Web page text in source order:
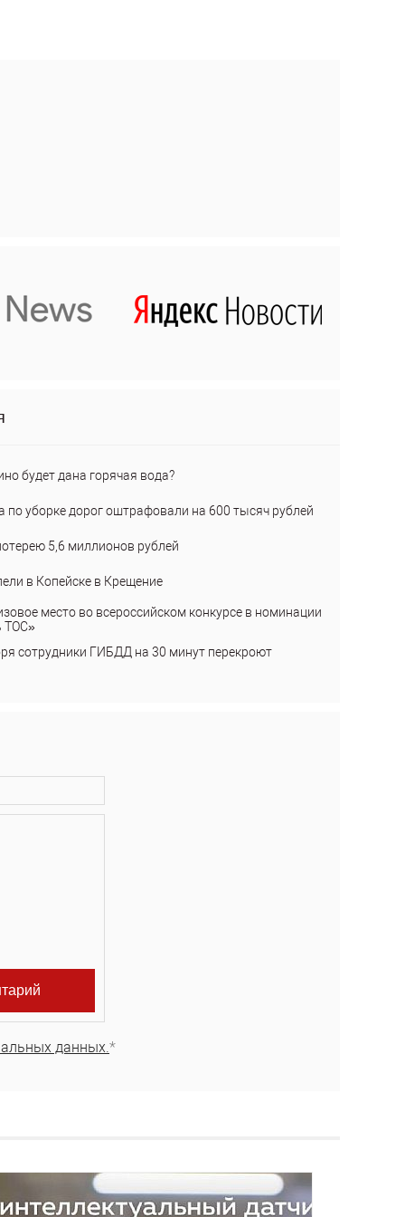
будет дана горячая вода?
по уборке дорог оштрафовали на 600 тысяч рублей
5,6 миллионов рублей
в Копейске в Крещение
место во всероссийском конкурсе в номинации
ТОС»
сотрудники ГИБДД на 30 минут перекроют
данных.*